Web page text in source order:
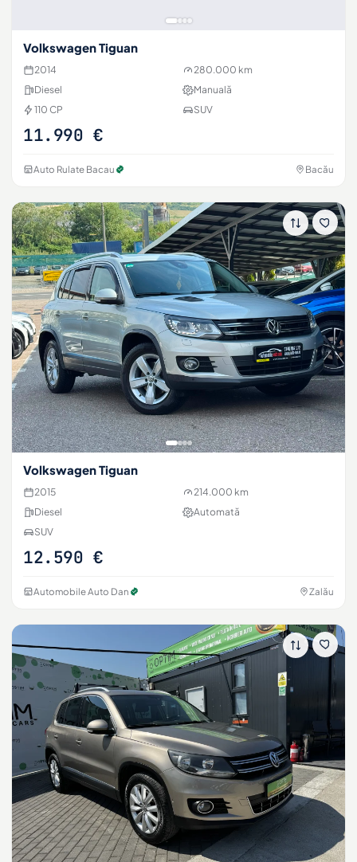
Volkswagen Tiguan
2014
280.000 km
Diesel
Manuală
110 CP
SUV
11.990 €
Auto Rulate Bacau Bacău
Volkswagen Tiguan
2015
214.000 km
Diesel
Automată
SUV
12.590 €
Automobile Auto Dan Zalău